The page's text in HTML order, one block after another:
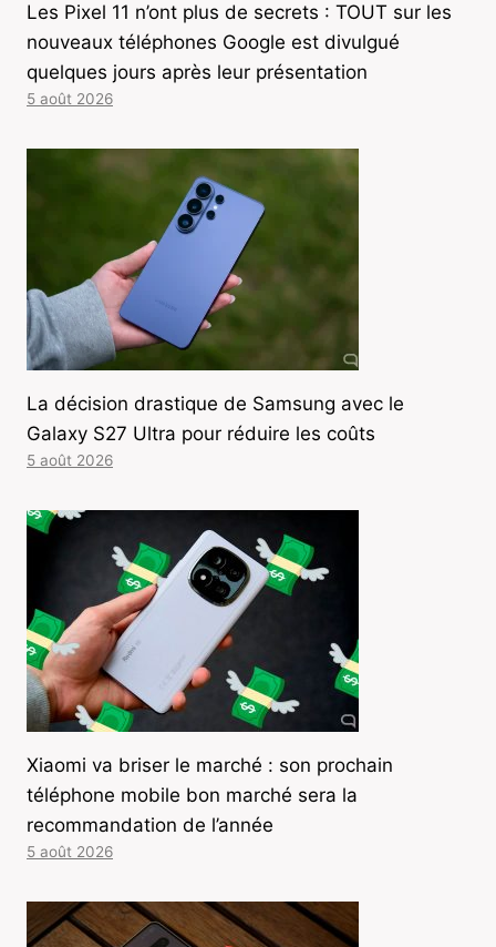
Les Pixel 11 n’ont plus de secrets : TOUT sur les
nouveaux téléphones Google est divulgué
quelques jours après leur présentation
5 août 2026
La décision drastique de Samsung avec le
Galaxy S27 Ultra pour réduire les coûts
5 août 2026
Xiaomi va briser le marché : son prochain
téléphone mobile bon marché sera la
recommandation de l’année
5 août 2026